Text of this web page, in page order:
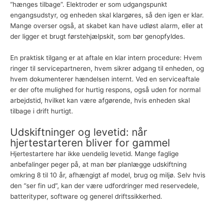
“hænges tilbage”. Elektroder er som udgangspunkt
engangsudstyr, og enheden skal klargøres, så den igen er klar.
Mange overser også, at skabet kan have udløst alarm, eller at
der ligger et brugt førstehjælpskit, som bør genopfyldes.
En praktisk tilgang er at aftale en klar intern procedure: Hvem
ringer til servicepartneren, hvem sikrer adgang til enheden, og
hvem dokumenterer hændelsen internt. Ved en serviceaftale
er der ofte mulighed for hurtig respons, også uden for normal
arbejdstid, hvilket kan være afgørende, hvis enheden skal
tilbage i drift hurtigt.
Udskiftninger og levetid: når
hjertestarteren bliver for gammel
Hjertestartere har ikke uendelig levetid. Mange faglige
anbefalinger peger på, at man bør planlægge udskiftning
omkring 8 til 10 år, afhængigt af model, brug og miljø. Selv hvis
den “ser fin ud”, kan der være udfordringer med reservedele,
batterityper, software og generel driftssikkerhed.